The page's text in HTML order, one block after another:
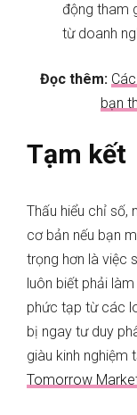
động tham
từ doanh
Đọc thêm:
bạn
Tạm kết
Thấu hiểu chỉ số,
cơ bản nếu bạn
trọng hơn là việc
luôn biết phải
phức tạp từ các
bị ngay tư duy
giàu kinh nghiệm
Tomorrow